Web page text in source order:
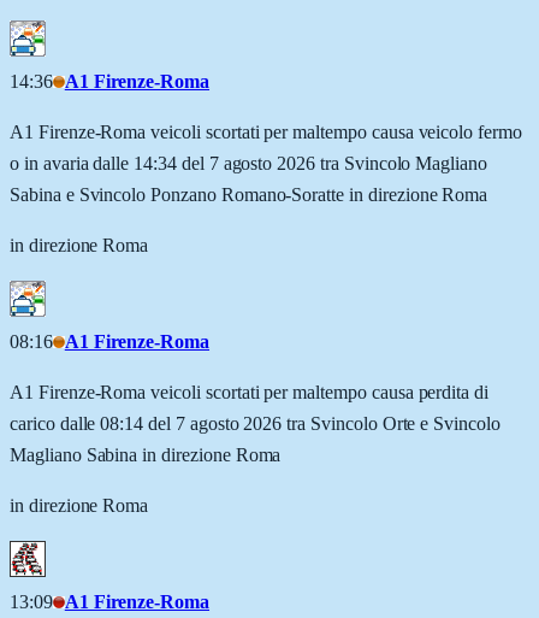
14:36 A1 Firenze-Roma
A1 Firenze-Roma veicoli scortati per maltempo causa veicolo fermo
o in avaria dalle 14:34 del 7 agosto 2026 tra Svincolo Magliano
Sabina e Svincolo Ponzano Romano-Soratte in direzione Roma
in direzione Roma
08:16 A1 Firenze-Roma
A1 Firenze-Roma veicoli scortati per maltempo causa perdita di
carico dalle 08:14 del 7 agosto 2026 tra Svincolo Orte e Svincolo
Magliano Sabina in direzione Roma
in direzione Roma
13:09 A1 Firenze-Roma